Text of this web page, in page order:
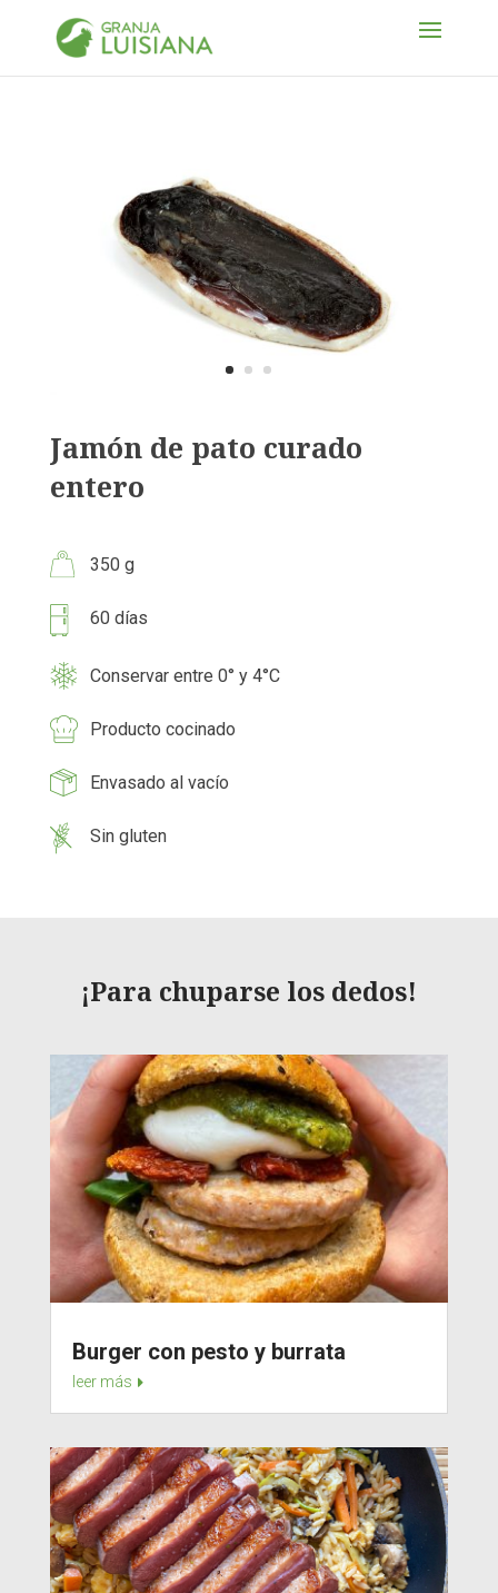
Jamón de pato curado
entero
350 g
60 días
Conservar entre 0° y 4°C
Producto cocinado
Envasado al vacío
Sin gluten
¡Para chuparse los dedos!
Burger con pesto y burrata
leer más